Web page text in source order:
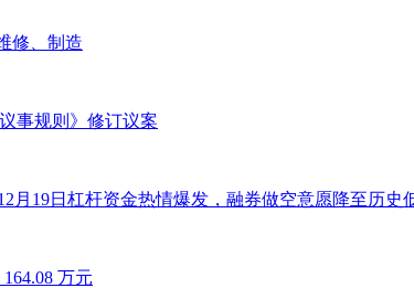
修、制造
事规则》修订议案
月19日杠杆资金热情爆发，融券做空意愿降至历史
万元